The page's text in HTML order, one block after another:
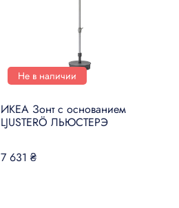
Не в наличии
ИКЕА Зонт с основанием
LJUSTERÖ ЛЬЮСТЕРЭ
7 631 ₴